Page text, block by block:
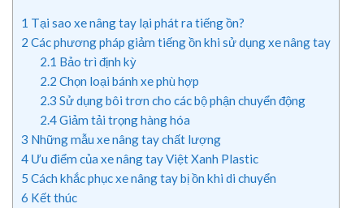
1 Tại sao xe nâng tay lại phát ra tiếng ồn?
2 Các phương pháp giảm tiếng ồn khi sử dụng xe nâng tay
2.1 Bảo trì định kỳ
2.2 Chọn loại bánh xe phù hợp
2.3 Sử dụng bôi trơn cho các bộ phận chuyển động
2.4Giảm tải trọng hàng hóa
3 Những mẫu xe nâng tay chất lượng
4 Ưu điểm của xe nâng tay Việt Xanh Plastic
5 Cách khắc phục xe nâng tay bị ồn khi di chuyển
6 Kết thúc